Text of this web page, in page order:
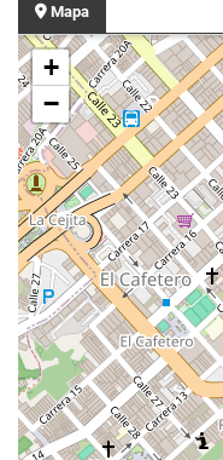
Mapa
+
−